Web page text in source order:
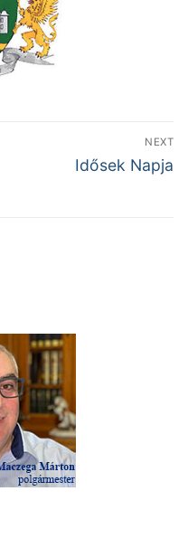
NEXT
Next
Idősek Napja